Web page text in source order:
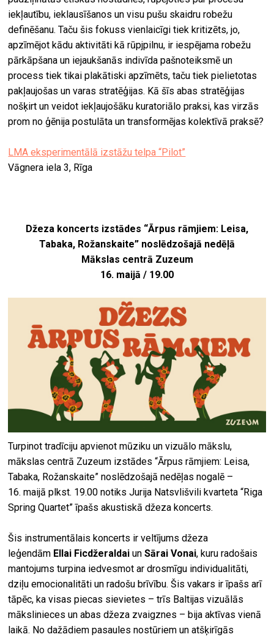
iekļautību, ieklausīšanos un visu pušu skaidru robežu
definēšanu. Taču šis fokuss vienlaicīgi tiek kritizēts, jo,
apzīmējot kādu aktivitāti kā rūpjpilnu, ir iespējama robežu
pārkāpšana un iejaukšanās indivīda pašnoteiksmē un
process tiek tikai plakātiski apzīmēts, taču tiek pielietotas
pakļaujošas un varas stratēģijas. Kā šīs abas stratēģijas
nošķirt un veidot iekļaujošāku kuratoriālo praksi, kas virzās
prom no ģēnija postulāta un transformējas kolektīvā praksē?
LMA eksperimentālā izstāžu telpa “Pilot”
Vāgnera iela 3, Rīga
Džeza koncerts izstādes “Ārpus rāmjiem: Leisa,
Tabaka, Rožanskaite” noslēdzošajā nedēļā
Mākslas centrā Zuzeum
16. maijā / 19.00
Turpinot tradīciju apvienot mūziku un vizuālo mākslu,
mākslas centrā Zuzeum izstādes “Ārpus rāmjiem: Leisa,
Tabaka, Rožanskaite” noslēdzošajā nedēļas nogalē –
16. maijā plkst. 19.00 notiks Jurija Natsvlišvili kvarteta “Riga
Spring Quartet” īpašs akustiskā džeza koncerts.
Šis instrumentālais koncerts ir veltījums džeza
leģendām Ellai Ficdžeraldai unSārai Vonai, kuru radošais
mantojums turpina iedvesmot ar drosmīgu individualitāti,
dziļu emocionalitāti un radošu brīvību. Šis vakars ir īpašs arī
tāpēc, ka visas piecas sievietes – trīs Baltijas vizuālās
mākslinieces un abas džeza zvaigznes – bija aktīvas vienā
laikā. No dažādiem pasaules nostūriem un atšķirīgās